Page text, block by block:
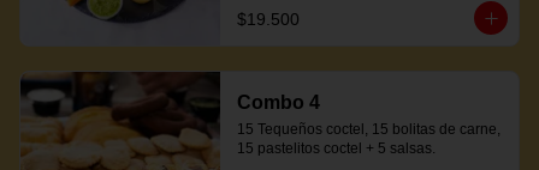
$19.500
Combo 4
15 Tequeños coctel, 15 bolitas de carne,
15 pastelitos coctel + 5 salsas.